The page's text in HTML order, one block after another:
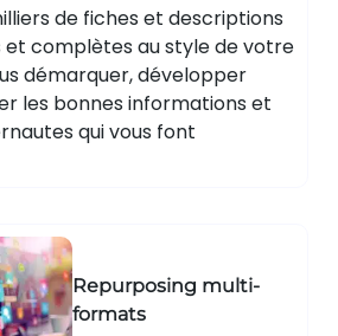
de fiches et descriptions
et complètes au style de votre
démarquer, développer
les bonnes informations et
qui vous font
Repurposing multi-
formats